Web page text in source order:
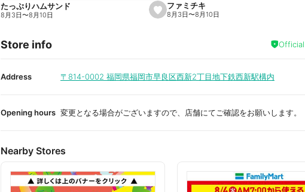
s
e
i
t
たっぷりハムサンド
8月3日〜8月10日
ファミチキ
8月3日〜8月10日
Store info
Address 〒814-0002 福岡県福岡市早良区西新2丁目地下鉄西新駅構内
Opening hours 変更となる場合がございますので、店舗にてご確認をお願いします。
Nearby Stores